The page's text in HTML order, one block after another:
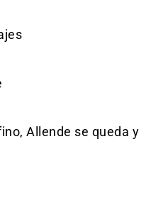
Allende se queda y